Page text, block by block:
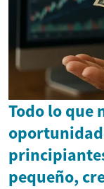
Todo lo que
pequeño,